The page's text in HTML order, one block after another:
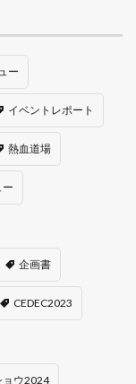
ー
イベントレポート
熱血道場
企画書
CEDEC2023
ョウ2024